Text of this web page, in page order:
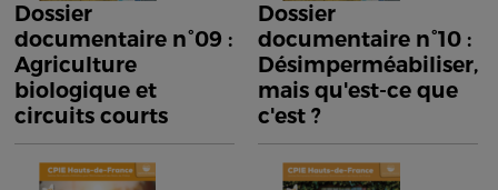
Dossier
documentaire n°09 :
Agriculture
biologique et
circuits courts
Dossier
documentaire n°10 :
Désimperméabiliser,
mais qu'est-ce que
c'est ?